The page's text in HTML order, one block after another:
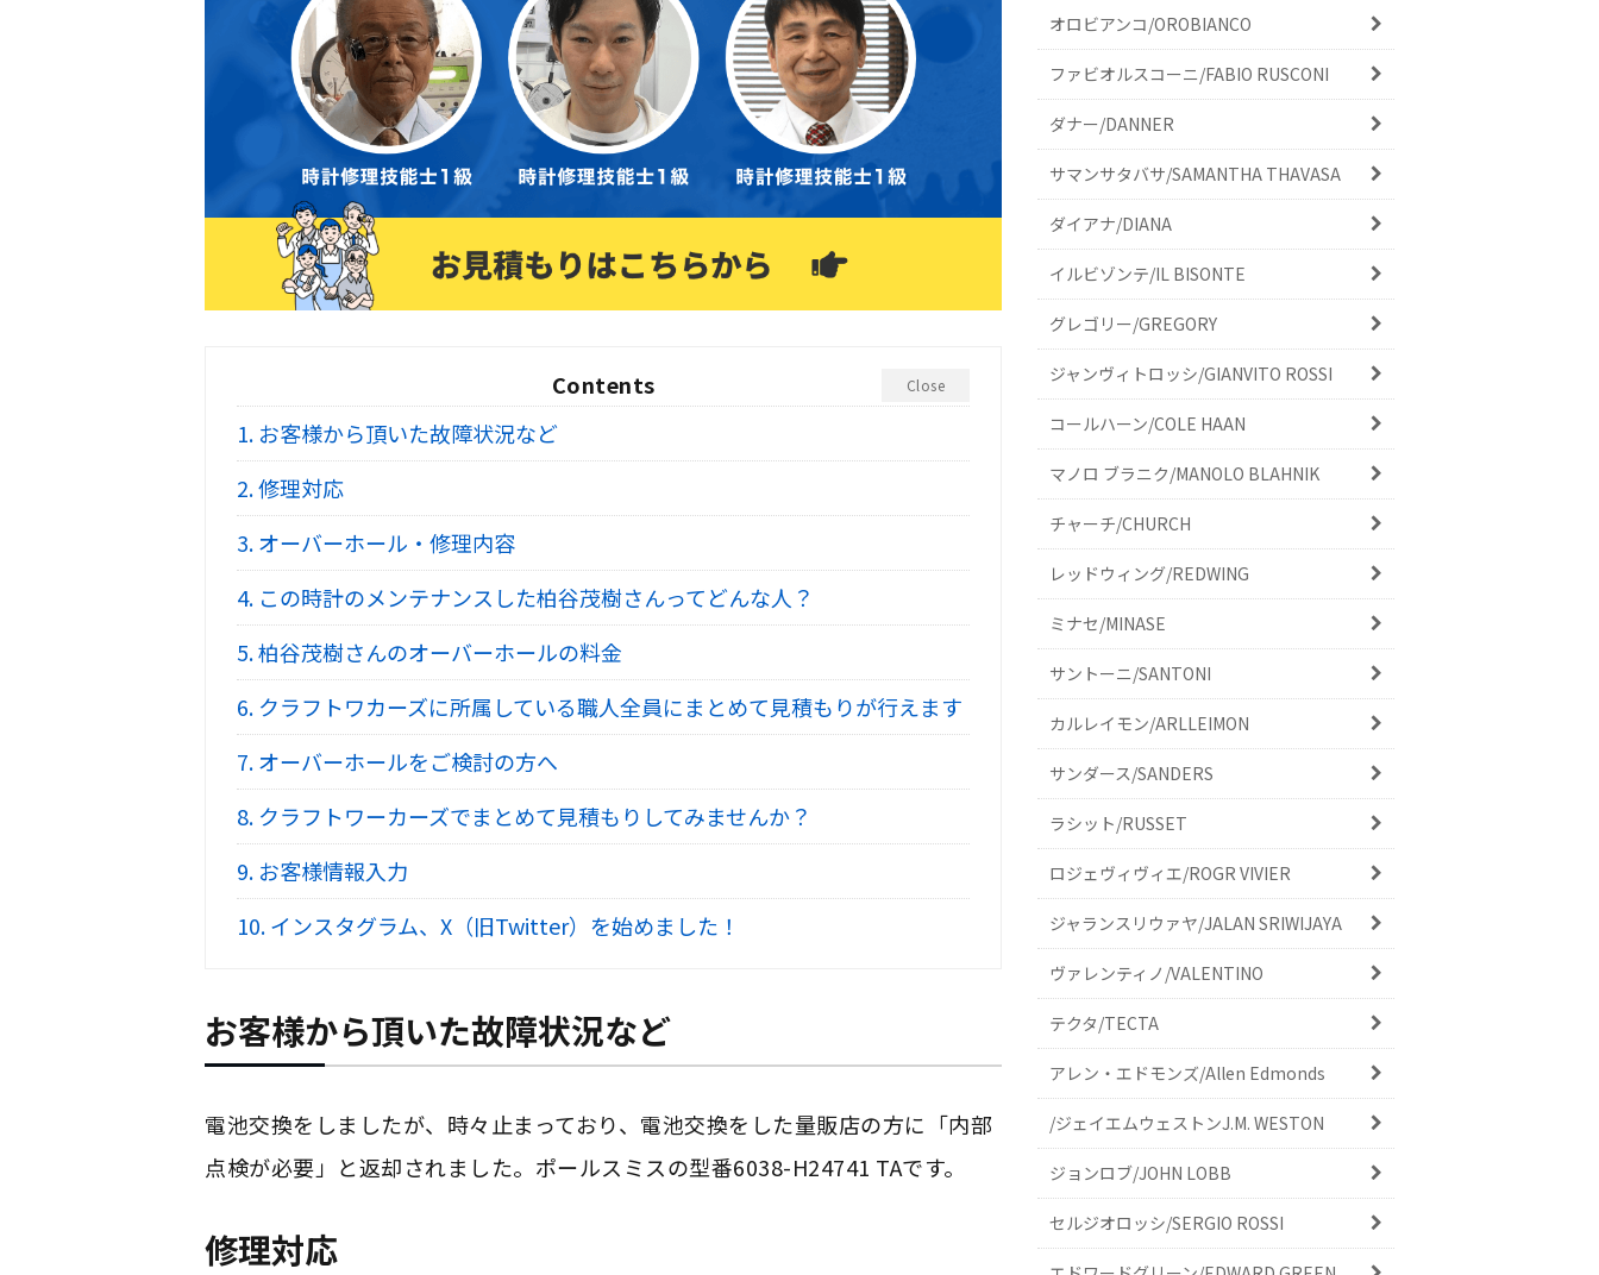
Contents Close
1. お客様から頂いた故障状況など
2.修理対応
3.オーバーホール・修理内容
4. この時計のメンテナンスした柏谷茂樹さんってどんな人？
5.柏谷茂樹さんのオーバーホールの料金
6. クラフトワカーズに所属している職人全員にまとめて見積もりが行えます
7.オーバーホールをご検討の方へ
8. クラフトワーカーズでまとめて見積もりしてみませんか？
9. お客様情報入力
10.インスタグラム、X（旧Twitter）を始めました！
お客様から頂いた故障状況など
電池交換をしましたが、時々止まっており、電池交換をした量販店の方に「内部
点検が必要」と返却されました。ポールスミスの型番6038-H24741 TAです。
修理対応
オロビアンコ/OROBIANCO
ファビオルスコーニ/FABIO RUSCONI
ダナー/DANNER
サマンサタバサ/SAMANTHA THAVASA
ダイアナ/DIANA
イルビゾンテ/IL BISONTE
グレゴリー/GREGORY
ジャンヴィトロッシ/GIANVITO ROSSI
コールハーン/COLE HAAN
マノロ ブラニク/MANOLO BLAHNIK
チャーチ/CHURCH
レッドウィング/REDWING
ミナセ/MINASE
サントーニ/SANTONI
カルレイモン/ARLLEIMON
サンダース/SANDERS
ラシット/RUSSET
ロジェヴィヴィエ/ROGR VIVIER
ジャランスリウァヤ/JALAN SRIWIJAYA
ヴァレンティノ/VALENTINO
テクタ/TECTA
アレン・エドモンズ/Allen Edmonds
/ジェイエムウェストンJ.M. WESTON
ジョンロブ/JOHN LOBB
セルジオロッシ/SERGIO ROSSI